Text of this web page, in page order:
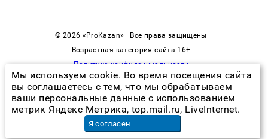
© 2026 «ProKazan» | Все права защищены
Возрастная категория сайта 16+
Политика конфиденциальности
клоп вонючка правильное название
ремонт коридора в Челябинске
Мы используем cookie. Во время посещения сайта
вы соглашаетесь с тем, что мы обрабатываем
ваши персональные данные с использованием
метрик Яндекс Метрика, top.mail.ru, LiveInternet.
Я согласен